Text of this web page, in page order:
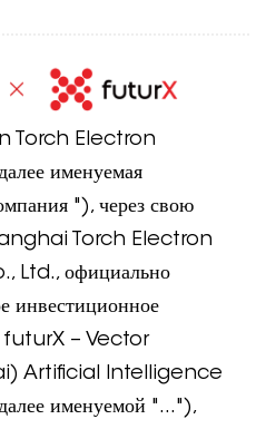
Torch Electron
именуемая
"), через свою
Torch Electron
Ltd., официально
инвестиционное
futurX – Vector
Artificial Intelligence
именуемой "..."),